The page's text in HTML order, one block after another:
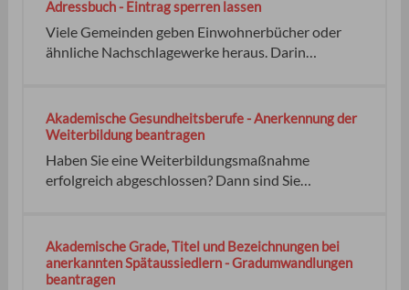
Adressbuch - Eintrag sperren lassen
Viele Gemeinden geben Einwohnerbücher oder
ähnliche Nachschlagewerke heraus. Darin
Veröffentlichung Ihrer Daten widersprechen. Ihren
Widerspruch brauchen Sie nicht begründen.
Eintrag in einem Adressbuch keine
Akademische Gesundheitsberufe - Anerkennung der
Weiterbildung beantragen
Haben Sie eine Weiterbildungsmaßnahme
erfolgreich abgeschlossen? Dann sind Sie
Beispiel einer Facharztbezeichnung. Bevor Sie eine
solche Bezeichnung führen dürfen, müssen Sie sie
von der zuständigen Heilberufe-Kammer
Akademische Grade, Titel und Bezeichnungen bei
anerkannten Spätaussiedlern - Gradumwandlungen
beantragen